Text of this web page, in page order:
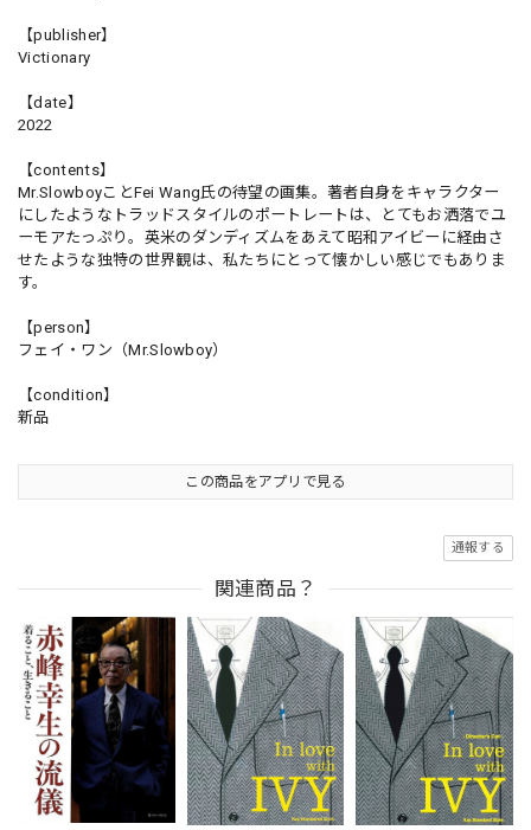
【publisher】
Victionary
【date】
2022
【contents】
Mr.SlowboyことFei Wang氏の待望の画集。著者自身をキャラクター
にしたようなトラッドスタイルのポートレートは、とてもお洒落でユ
ーモアたっぷり。英米のダンディズムをあえて昭和アイビーに経由さ
せたような独特の世界観は、私たちにとって懐かしい感じでもありま
す。
【person】
フェイ・ワン（Mr.Slowboy）
【condition】
新品
この商品をアプリで見る
通報する
関連商品？